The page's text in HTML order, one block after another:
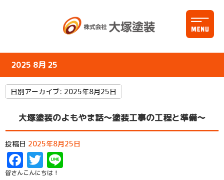
2025 8月 25
日別アーカイブ: 2025年8月25日
大塚塗装のよもやま話～塗装工事の工程と準備～
投稿日 2025年8月25日
Facebook
Twitter
皆さんこんにちは！